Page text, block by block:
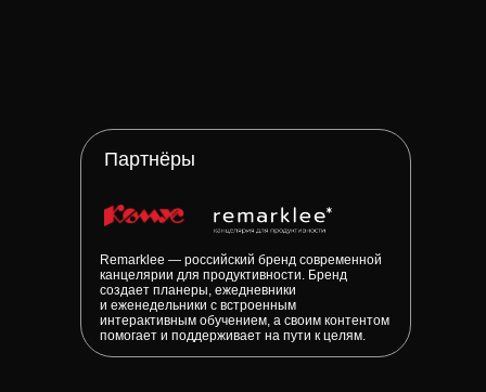
Партнёры
Remarklee — российский бренд современной
канцелярии для продуктивности. Бренд
создает планеры, ежедневники
и еженедельники с встроенным
интерактивным обучением, а своим контентом
помогает и поддерживает на пути к целям.